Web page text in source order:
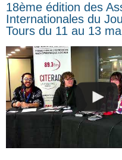
18ème édition des
Internationales du
Tours du 11 au 13